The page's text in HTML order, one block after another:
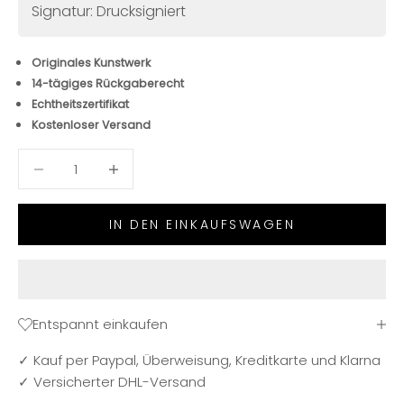
Signatur: Drucksigniert
Originales Kunstwerk
14-tägiges Rückgaberecht
Echtheitszertifikat
Kostenloser Versand
IN DEN EINKAUFSWAGEN
Entspannt einkaufen
✓ Kauf per Paypal, Überweisung, Kreditkarte und Klarna
✓ Versicherter DHL-Versand